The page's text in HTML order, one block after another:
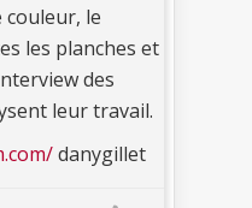
couleur, le
les planches et
des
leur travail.
danygillet